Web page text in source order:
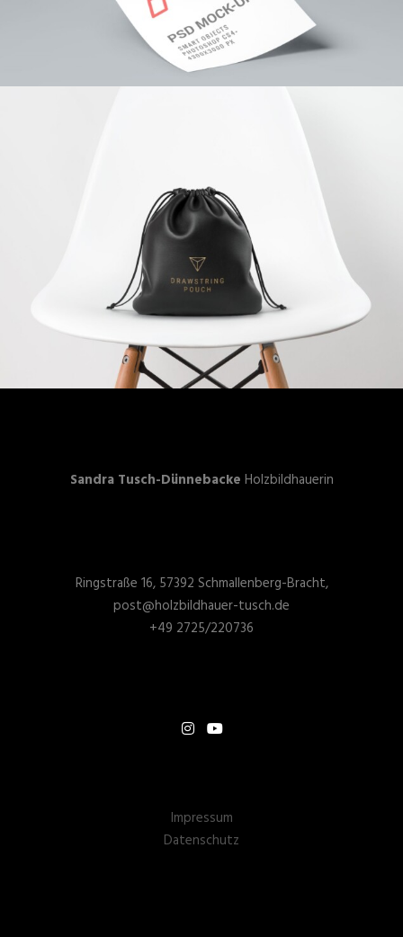
Sandra Tusch-Dünnebacke Holzbildhauerin
Ringstraße 16, 57392 Schmallenberg-Bracht,
post@holzbildhauer-tusch.de
+49 2725/220736
Impressum
Datenschutz